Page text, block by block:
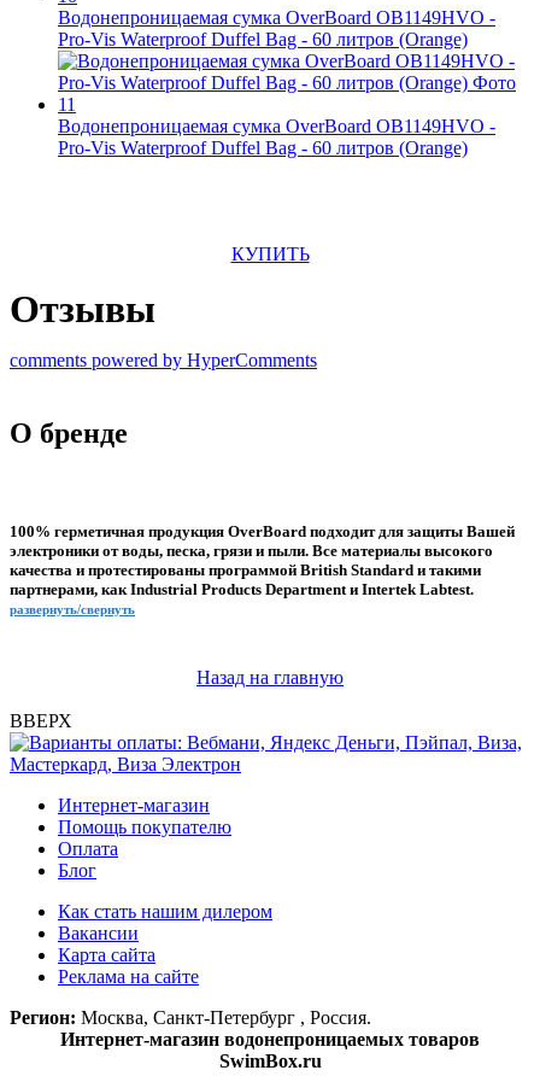
Водонепроницаемая сумка OverBoard OB1149HVO -
Pro-Vis Waterproof Duffel Bag - 60 литров (Orange)
Водонепроницаемая сумка OverBoard OB1149HVO -
Pro-Vis Waterproof Duffel Bag - 60 литров (Orange)
КУПИТЬ
Отзывы
comments powered by HyperComments
О бренде
100% герметичная продукция OverBoard подходит для защиты Вашей
электроники от воды, песка, грязи и пыли. Все материалы высокого
качества и протестированы программой British Standard и такими
партнерами, как Industrial Products Department и Intertek Labtest.
развернуть/свернуть
Назад на главную
ВВЕРХ
Интернет-магазин
Помощь покупателю
Оплата
Блог
Как стать нашим дилером
Вакансии
Карта сайта
Реклама на сайте
Регион: Москва, Санкт-Петербург , Россия.
Интернет-магазин водонепроницаемых товаров
SwimBox.ru